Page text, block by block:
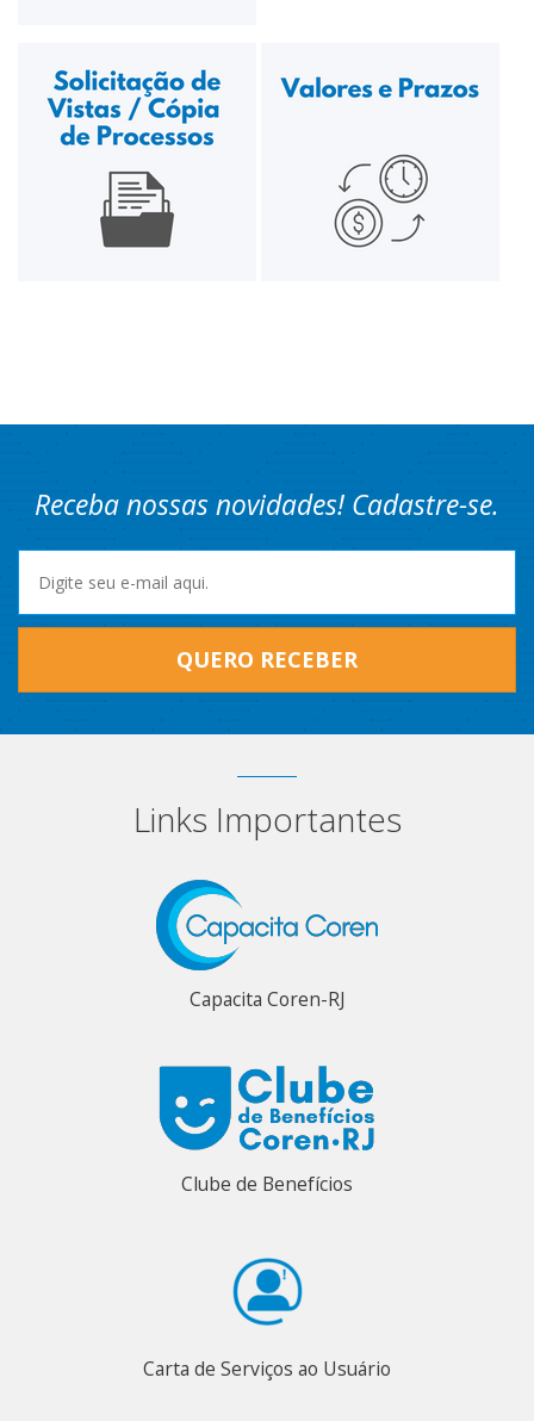
Receba nossas novidades! Cadastre-se.
QUERO RECEBER
Links Importantes
Capacita Coren-RJ
Clube de Benefícios
Carta de Serviços ao Usuário